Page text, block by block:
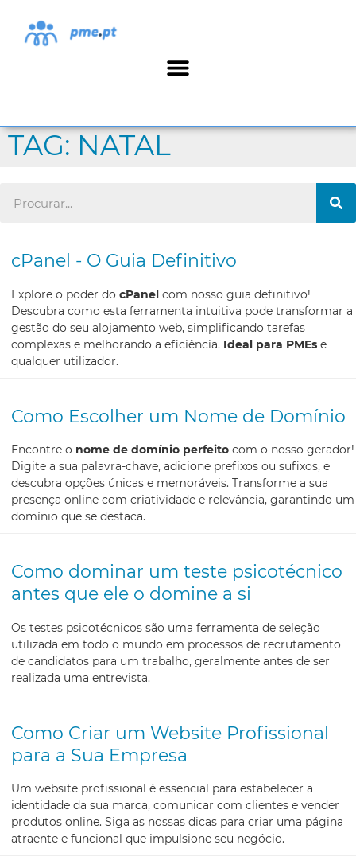
TAG: NATAL
cPanel - O Guia Definitivo
Explore o poder do cPanel com nosso guia definitivo!
Descubra como esta ferramenta intuitiva pode transformar a
gestão do seu alojamento web, simplificando tarefas
complexas e melhorando a eficiência. Ideal para PMEs e
qualquer utilizador.
Como Escolher um Nome de Domínio
Encontre o nome de domínio perfeito com o nosso gerador!
Digite a sua palavra-chave, adicione prefixos ou sufixos, e
descubra opções únicas e memoráveis. Transforme a sua
presença online com criatividade e relevância, garantindo um
domínio que se destaca.
Como dominar um teste psicotécnico
antes que ele o domine a si
Os testes psicotécnicos são uma ferramenta de seleção
utilizada em todo o mundo em processos de recrutamento
de candidatos para um trabalho, geralmente antes de ser
realizada uma entrevista.
Como Criar um Website Profissional
para a Sua Empresa
Um website profissional é essencial para estabelecer a
identidade da sua marca, comunicar com clientes e vender
produtos online. Siga as nossas dicas para criar uma página
atraente e funcional que impulsione seu negócio.